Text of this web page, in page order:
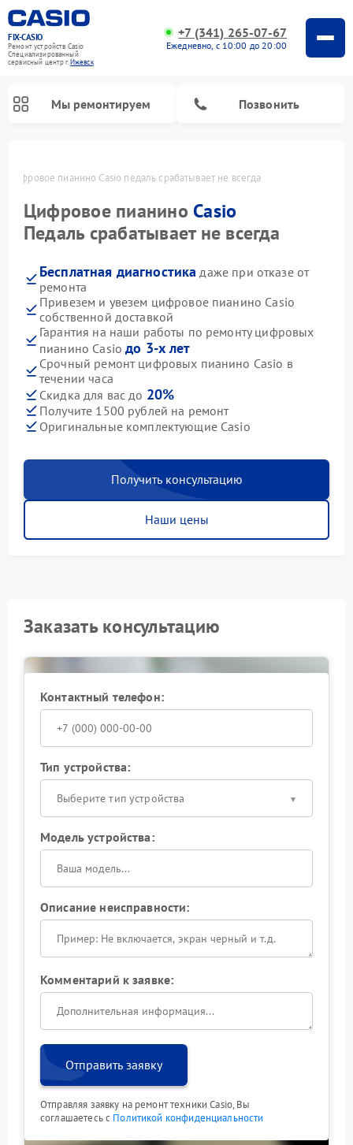
FIX-CASIO
Ремонт устройств Casio
Специализированный
cервисный центр г.Ижевск
+7 (341) 265-07-67
Ежедневно, с 10:00 до 20:00
Мы ремонтируем Позвонить
Цифровое пианино Casio педаль срабатывает не всегда
Цифровое пианино Casio
Педаль срабатывает не всегда
Бесплатная диагностика даже при отказе от
ремонта
Привезем и увезем цифровое пианино Casio
собственной доставкой
Гарантия на наши работы по ремонту цифровых
пианино Casioдо 3-х лет
Срочный ремонт цифровых пианино Casio в
течении часа
Скидка для вас до 20%
Получите 1500 рублей на ремонт
Оригинальные комплектующие Casio
Получить консультацию
Наши цены
Заказать консультацию
Контактный телефон:
Тип устройства:
Выберите тип устройства
Модель устройства:
Описание неисправности:
Комментарий к заявке:
Отправить заявку
Отправляя заявку на ремонт техники Casio, Вы
соглашаетесь с Политикой конфиденциальности